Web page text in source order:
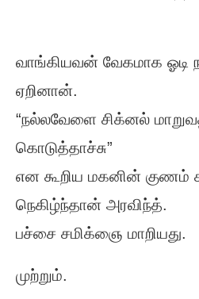
வாங்கியவன் வேகமாக ஓடி
ஏறினான்.
“நல்லவேளை சிக்னல்
கொடுத்தாச்சு”
என கூறிய மகனின்
நெகிழ்ந்தான் அரவிந்த்.
பச்சை சமிக்ஞை மாறியது.
முற்றும்.